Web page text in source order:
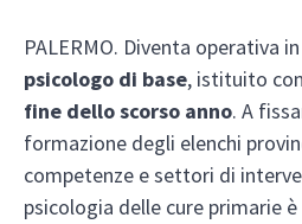
PALERMO. Diventa operativa in
psicologo di base, istituito con
fine dello scorso anno. A
formazione degli elenchi
competenze e settori di
psicologia delle cure primarie